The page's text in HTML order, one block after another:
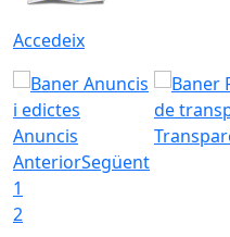
Accedeix
Anuncis
AnteriorSegüent
1
2